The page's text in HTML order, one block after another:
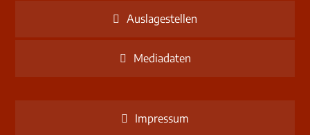
Auslagestellen
Mediadaten
Impressum